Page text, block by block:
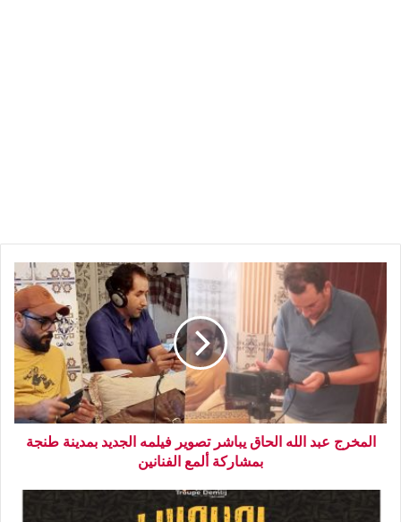
المخرج عبد الله الحاق يباشر تصوير فيلمه الجديد بمدينة طنجة
بمشاركة ألمع الفنانين